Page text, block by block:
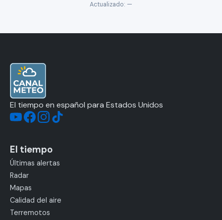
Actualizado: —
El tiempo en español para Estados Unidos
El tiempo
Últimas alertas
Radar
Mapas
Calidad del aire
Terremotos